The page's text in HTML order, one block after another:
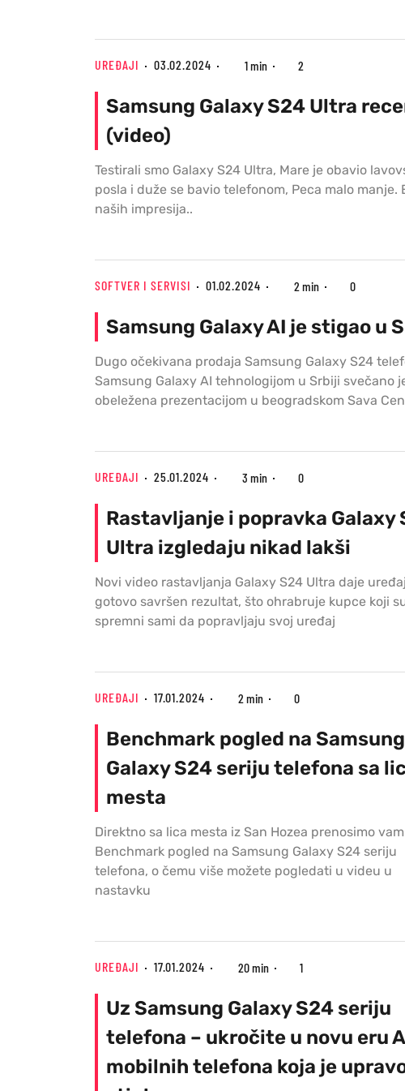
UREĐAJI 03.02.2024 1 min 2
Samsung Galaxy S24 Ultra
(video)
Testirali smo Galaxy S24 Ultra, Mare je obavio
posla i duže se bavio telefonom, Peca malo manje.
naših impresija..
SOFTVER I SERVISI 01.02.2024 2 min 0
Samsung Galaxy AI je stigao u
Dugo očekivana prodaja Samsung Galaxy S24
Samsung Galaxy AI tehnologijom u Srbiji svečano
obeležena prezentacijom u beogradskom Sava
UREĐAJI 25.01.2024 3 min 0
Rastavljanje i popravka Galaxy
Ultra izgledaju nikad lakši
Novi video rastavljanja Galaxy S24 Ultra daje
gotovo savršen rezultat, što ohrabruje kupce koji
spremni sami da popravljaju svoj uređaj
UREĐAJI 17.01.2024 2 min 0
Benchmark pogled na Samsung
Galaxy S24 seriju telefona sa
mesta
Direktno sa lica mesta iz San Hozea prenosimo vam
Benchmark pogled na Samsung Galaxy S24 seriju
telefona, o čemu više možete pogledati u videu u
nastavku
UREĐAJI 17.01.2024 20 min 1
Uz Samsung Galaxy S24 seriju
telefona – ukročite u novu eru
mobilnih telefona koja je